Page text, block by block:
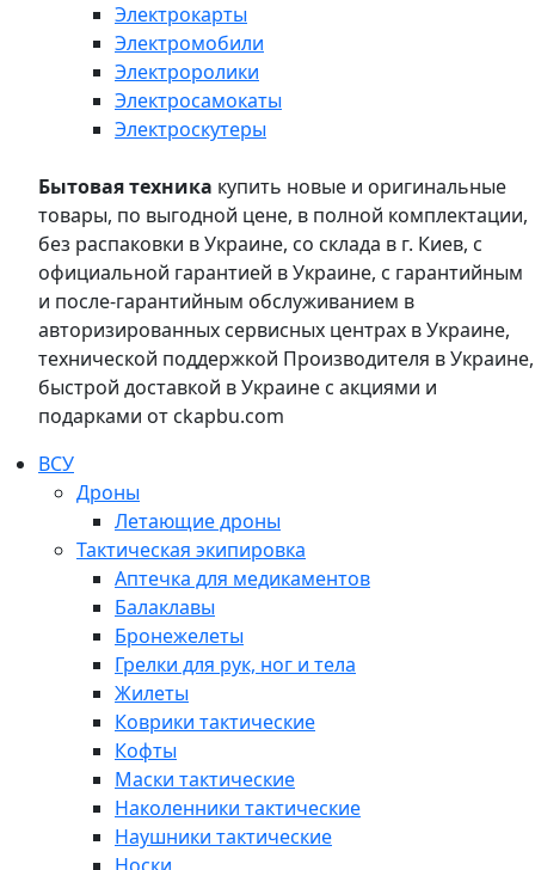
Электрокарты
Электромобили
Электроролики
Электросамокаты
Электроскутеры
Бытовая техника купить новые и оригинальные
товары, по выгодной цене, в полной комплектации,
без распаковки в Украине, со склада в г. Киев, с
официальной гарантией в Украине, с гарантийным
и после-гарантийным обслуживанием в
авторизированных сервисных центрах в Украине,
технической поддержкой Производителя в Украине,
быстрой доставкой в Украине с акциями и
подарками от ckapbu.com
ВСУ
Дроны
Летающие дроны
Тактическая экипировка
Аптечка для медикаментов
Балаклавы
Бронежелеты
Грелки для рук, ног и тела
Жилеты
Коврики тактические
Кофты
Маски тактические
Наколенники тактические
Наушники тактические